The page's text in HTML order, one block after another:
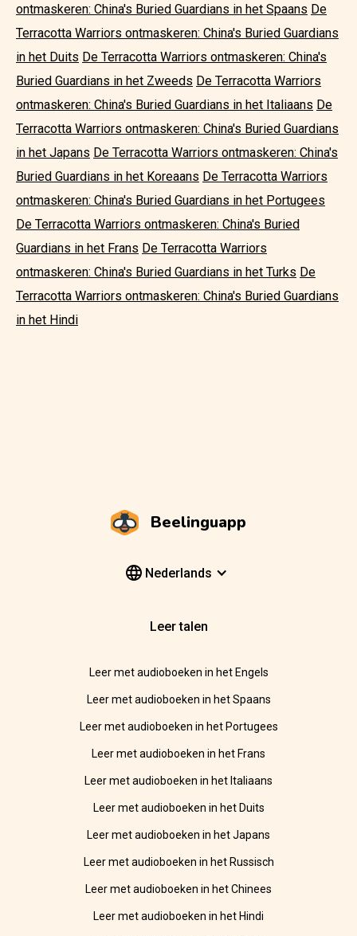
ontmaskeren: China's Buried Guardians in het Spaans De
Terracotta Warriors ontmaskeren: China's Buried Guardians
in het Duits De Terracotta Warriors ontmaskeren: China's
Buried Guardians in het Zweeds De Terracotta Warriors
ontmaskeren: China's Buried Guardians in het Italiaans De
Terracotta Warriors ontmaskeren: China's Buried Guardians
in het Japans De Terracotta Warriors ontmaskeren: China's
Buried Guardians in het Koreaans De Terracotta Warriors
ontmaskeren: China's Buried Guardians in het Portugees
De Terracotta Warriors ontmaskeren: China's Buried
Guardians in het Frans De Terracotta Warriors
ontmaskeren: China's Buried Guardians in het Turks De
Terracotta Warriors ontmaskeren: China's Buried Guardians
in het Hindi
Beelinguapp
Nederlands
Leer talen
Leer met audioboeken in het Engels
Leer met audioboeken in het Spaans
Leer met audioboeken in het Portugees
Leer met audioboeken in het Frans
Leer met audioboeken in het Italiaans
Leer met audioboeken in het Duits
Leer met audioboeken in het Japans
Leer met audioboeken in het Russisch
Leer met audioboeken in het Chinees
Leer met audioboeken in het Hindi